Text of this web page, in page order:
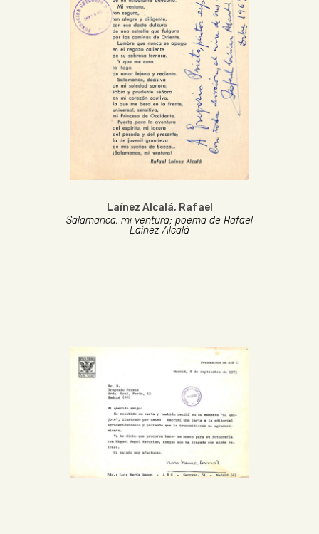
Laínez Alcalá, Rafael
Salamanca, mi ventura; poema de Rafael
Laínez Alcalá